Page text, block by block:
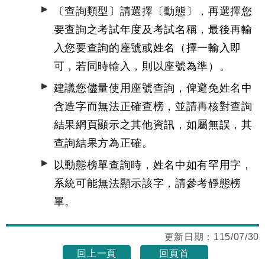
〔查詢類型〕請選擇〔動態〕，再選擇您
要查詢之考試年度及考試名稱，最後再輸
入您要查詢的座號或姓名（擇一輸入即
可，若同時輸入，則以座號為準）。
建議您儘量使用座號查詢，俾避免姓名中
含造字而無法正確查榜，並請再核對查詢
結果網頁顯示之其他資訊，如屬無誤，其
查詢結果方為正確。
以動態榜單查詢時，姓名中如有罕用字，
系統可能無法顯示該字，請參考靜態榜
單。
更新日期： 115/07/30
回上一頁
回頁首